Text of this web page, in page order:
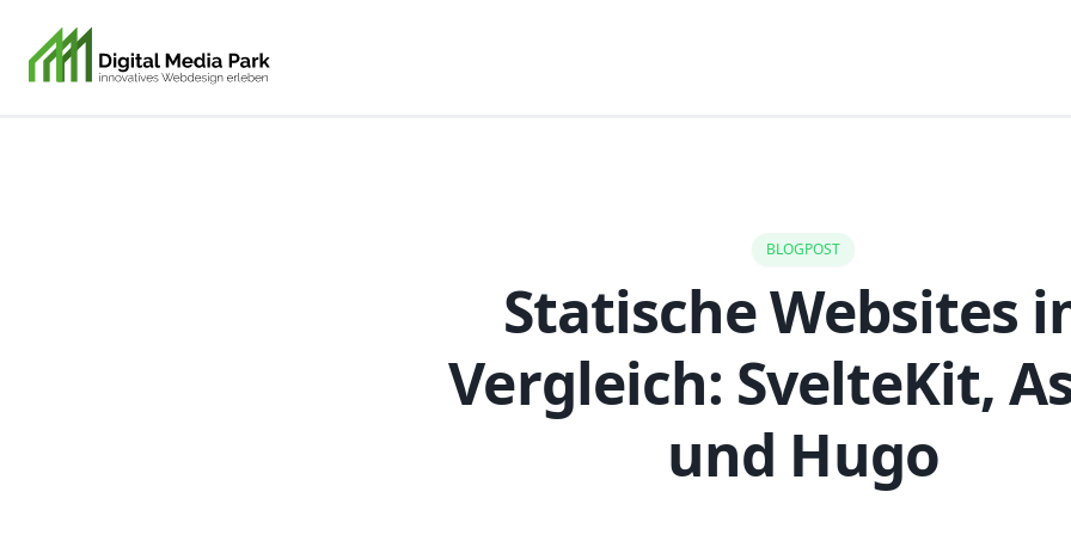
BLOGPOST
Statische Websites
Vergleich: SvelteKit,
und Hugo